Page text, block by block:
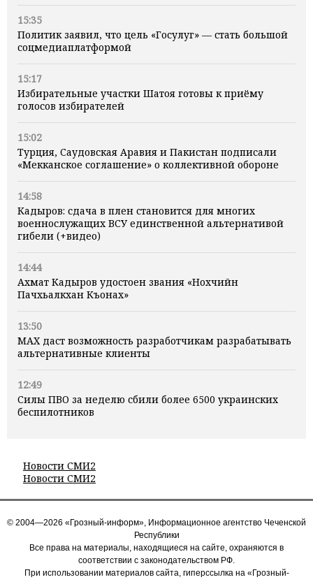
15:35
Политик заявил, что цель «Госулуг» — стать большой
соцмедиаплатформой
15:17
Избирательные участки Шатоя готовы к приёму
голосов избирателей
15:02
Турция, Саудовская Аравия и Пакистан подписали
«Мекканское соглашение» о коллективной обороне
14:58
Кадыров: сдача в плен становится для многих
военнослужащих ВСУ единственной альтернативой
гибели (+видео)
14:44
Ахмат Кадыров удостоен звания «Нохчийн
Пачхьалкхан Къонах»
13:50
MAX даст возможность разработчикам разрабатывать
альтернативные клиенты
12:49
Силы ПВО за неделю сбили более 6500 украинских
беспилотников
Новости СМИ2
Новости СМИ2
© 2004—2026 «Грозный-информ», Информационное агентство Чеченской
Республики
Все права на материалы, находящиеся на сайте, охраняются в
соответствии с законодательством РФ.
При использовании материалов сайта, гиперссылка на «Грозный-